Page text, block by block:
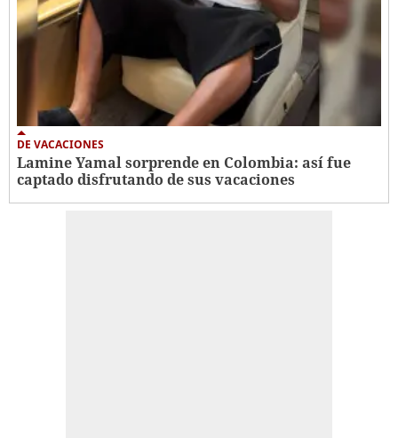
DE VACACIONES
Lamine Yamal sorprende en Colombia: así fue
captado disfrutando de sus vacaciones